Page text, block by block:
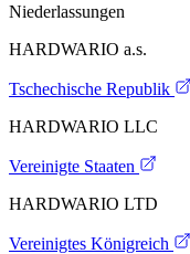
Niederlassungen
HARDWARIO a.s.
Tschechische Republik
HARDWARIO LLC
Vereinigte Staaten
HARDWARIO LTD
Vereinigtes Königreich